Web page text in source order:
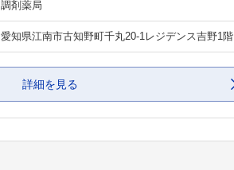
調剤薬局
愛知県江南市古知野町千丸20-1レジデンス吉野1階
詳細を見る